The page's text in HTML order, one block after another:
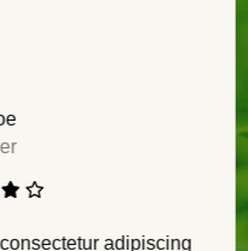
adipiscing